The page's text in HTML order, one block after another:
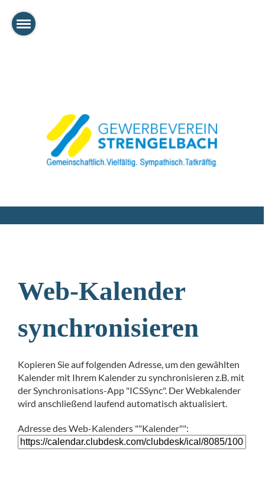
Web-Kalender
synchronisieren
Kopieren Sie auf folgenden Adresse, um den gewählten
Kalender mit Ihrem Kalender zu synchronisieren z.B. mit
der Synchronisations-App "ICSSync". Der Webkalender
wird anschließend laufend automatisch aktualisiert.
Adresse des Web-Kalenders ""Kalender"":